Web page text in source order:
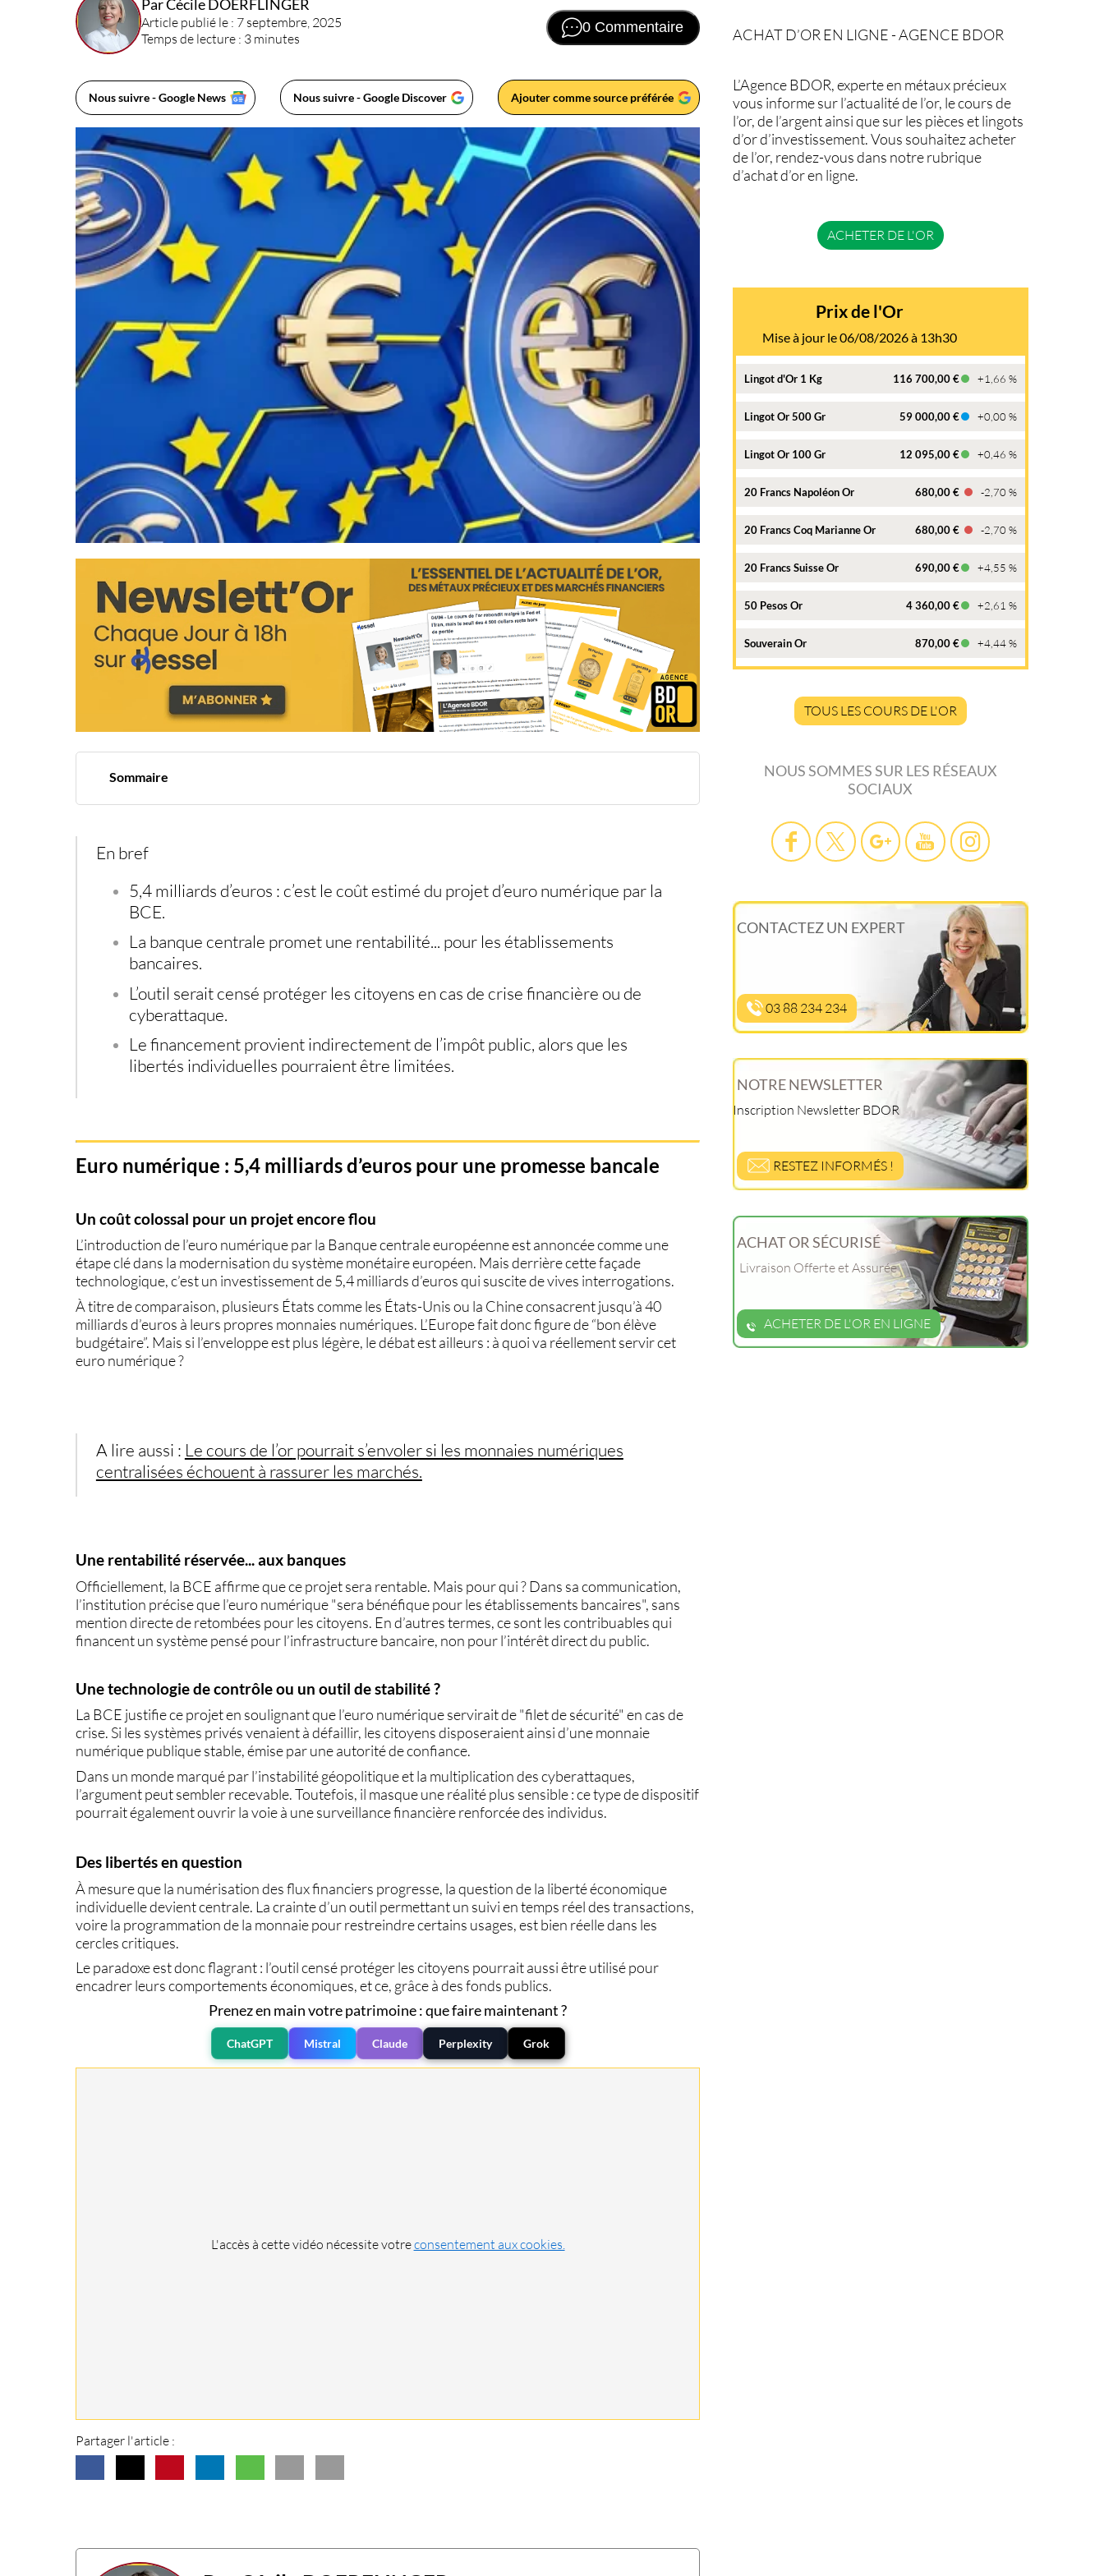
Par Cécile DOERFLINGER
Article publié le : 7 septembre, 2025
Temps de lecture : 3 minutes
0 Commentaire
Nous suivre - Google News Nous suivre - Google Discover Ajouter comme source préférée
Sommaire
En bref
5,4 milliards d’euros : c’est le coût estimé du projet d’euro numérique par la
BCE.
La banque centrale promet une rentabilité... pour les établissements
bancaires.
L’outil serait censé protéger les citoyens en cas de crise financière ou de
cyberattaque.
Le financement provient indirectement de l’impôt public, alors que les
libertés individuelles pourraient être limitées.
Euro numérique : 5,4 milliards d’euros pour une promesse bancale
Un coût colossal pour un projet encore flou
L’introduction de l’euro numériquepar la Banque centrale européenne est annoncée comme une
étape clé dans la modernisation du système monétaire européen. Mais derrière cette façade
technologique, c’est un investissement de5,4 milliards d’eurosqui suscite de vives interrogations.
À titre de comparaison, plusieurs États comme les États-Unis ou la Chine consacrent jusqu’à40
milliards d’euros à leurs propres monnaies numériques. L’Europe fait donc figure de “bon élève
budgétaire”. Mais si l’enveloppe est plus légère, le débat est ailleurs : à quoi va réellement servir cet
euro numérique ?
A lire aussi : Le cours de l’orpourrait s’envoler si les monnaies numériques
centralisées échouent à rassurer les marchés.
Une rentabilité réservée... aux banques
Officiellement, la BCE affirme que ce projet sera rentable. Mais pour qui ? Dans sa communication,
l’institution précise que l’euro numérique "sera bénéfique pour lesétablissements bancaires", sans
mention directe de retombées pour les citoyens. En d’autres termes, ce sont les contribuables qui
financent un système pensé pourl’infrastructure bancaire, non pour l’intérêt direct du public.
Une technologie de contrôle ou un outil de stabilité ?
La BCE justifie ce projet en soulignant que l’euro numérique servirait de"filet de sécurité" en cas de
crise. Si les systèmes privés venaient à défaillir, les citoyens disposeraient ainsi d’unemonnaie
numérique publiquestable, émise par une autorité de confiance.
Dans un monde marqué par l’instabilité géopolitique et la multiplication descyberattaques,
l’argument peut sembler recevable. Toutefois, il masque une réalité plus sensible : ce type de dispositif
pourrait également ouvrir la voie à unesurveillance financière renforcéedes individus.
Des libertés en question
À mesure que la numérisation des flux financiers progresse, la question de la liberté économique
individuelledevient centrale. La crainte d’un outil permettant un suivi en temps réel des transactions,
voire la programmationde la monnaie pour restreindre certains usages, est bien réelle dans les
cercles critiques.
Le paradoxe est donc flagrant : l’outil censé protéger les citoyens pourrait aussi être utilisé pour
encadrer leurs comportements économiques, et ce, grâce à desfonds publics.
Prenez en main votre patrimoine : que faire maintenant ?
ChatGPT Mistral Claude Perplexity Grok
L'accès à cette vidéo nécessite votreconsentement aux cookies.
Partager l'article :
ACHAT D’OR EN LIGNE - AGENCE BDOR
L’Agence BDOR, experte en métaux précieux
vous informe sur l’actualité de l’or, le cours de
l’or, de l’argent ainsi que sur les pièces et lingots
d’or d’investissement. Vous souhaitez acheter
de l’or, rendez-vous dans notre rubrique
d’achat d’or en ligne.
ACHETER DE L'OR
Prix de l'Or
Mise à jour le 06/08/2026 à 13h30
Lingot d'Or 1 Kg 116 700,00 € +1,66 %
Lingot Or 500 Gr 59 000,00 € +0,00 %
Lingot Or 100 Gr 12 095,00 € +0,46 %
20 Francs Napoléon Or 680,00 € -2,70 %
20 Francs Coq Marianne Or 680,00 € -2,70 %
20 Francs Suisse Or 690,00 € +4,55 %
50 Pesos Or 4 360,00 € +2,61 %
Souverain Or 870,00 € +4,44 %
TOUS LES COURS DE L'OR
NOUS SOMMES SUR LES RÉSEAUX
SOCIAUX
CONTACTEZ UN EXPERT
03 88 234 234
NOTRE NEWSLETTER
Inscription Newsletter BDOR
RESTEZ INFORMÉS !
ACHAT OR SÉCURISÉ
Livraison Offerte et Assurée
ACHETER DE L'OR EN LIGNE